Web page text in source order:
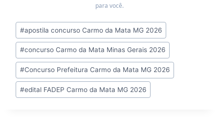
para você.
Tags
do
Post:
#apostila concurso Carmo da Mata MG 2026
#concurso Carmo da Mata Minas Gerais 2026
#Concurso Prefeitura Carmo da Mata MG 2026
#edital FADEP Carmo da Mata MG 2026